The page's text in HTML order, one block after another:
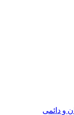
و دائمی